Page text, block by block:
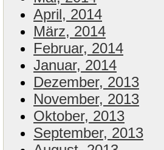
April, 2014
März, 2014
Februar, 2014
Januar, 2014
Dezember, 2013
November, 2013
Oktober, 2013
September, 2013